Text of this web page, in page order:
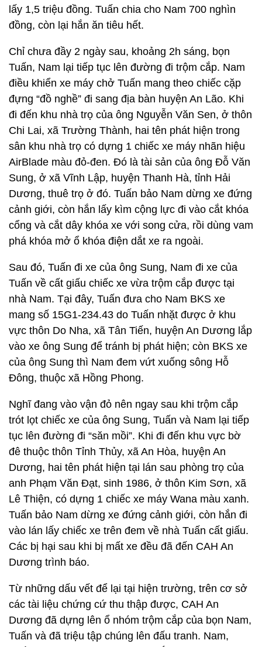
lấy 1,5 triệu đồng. Tuấn chia cho Nam 700 nghìn
đồng, còn lại hắn ăn tiêu hết.
Chỉ chưa đầy 2 ngày sau, khoảng 2h sáng, bọn
Tuấn, Nam lại tiếp tục lên đường đi trộm cắp. Nam
điều khiển xe máy chở Tuấn mang theo chiếc cặp
đựng “đồ nghề” đi sang địa bàn huyện An Lão. Khi
đi đến khu nhà trọ của ông Nguyễn Văn Sen, ở thôn
Chi Lai, xã Trường Thành, hai tên phát hiện trong
sân khu nhà trọ có dựng 1 chiếc xe máy nhãn hiệu
AirBlade màu đỏ-đen. Đó là tài sản của ông Đỗ Văn
Sung, ở xã Vĩnh Lập, huyện Thanh Hà, tỉnh Hải
Dương, thuê trọ ở đó. Tuấn bảo Nam dừng xe đứng
cảnh giới, còn hắn lấy kìm cộng lực đi vào cắt khóa
cổng và cắt dây khóa xe với song cửa, rồi dùng vam
phá khóa mở ổ khóa điện dắt xe ra ngoài.
Sau đó, Tuấn đi xe của ông Sung, Nam đi xe của
Tuấn về cất giấu chiếc xe vừa trộm cắp được tại
nhà Nam. Tại đây, Tuấn đưa cho Nam BKS xe
mang số 15G1-234.43 do Tuấn nhặt được ở khu
vực thôn Do Nha, xã Tân Tiến, huyện An Dương lắp
vào xe ông Sung để tránh bị phát hiện; còn BKS xe
của ông Sung thì Nam đem vứt xuống sông Hỗ
Đông, thuộc xã Hồng Phong.
Nghĩ đang vào vận đỏ nên ngay sau khi trộm cắp
trót lọt chiếc xe của ông Sung, Tuấn và Nam lại tiếp
tục lên đường đi “săn mồi”. Khi đi đến khu vực bờ
đê thuộc thôn Tỉnh Thủy, xã An Hòa, huyện An
Dương, hai tên phát hiện tại lán sau phòng trọ của
anh Phạm Văn Đạt, sinh 1986, ở thôn Kim Sơn, xã
Lê Thiện, có dựng 1 chiếc xe máy Wana màu xanh.
Tuấn bảo Nam dừng xe đứng cảnh giới, còn hắn đi
vào lán lấy chiếc xe trên đem về nhà Tuấn cất giấu.
Các bị hại sau khi bị mất xe đều đã đến CAH An
Dương trình báo.
Từ những dấu vết để lại tại hiện trường, trên cơ sở
các tài liệu chứng cứ thu thập được, CAH An
Dương đã dựng lên ổ nhóm trộm cắp của bọn Nam,
Tuấn và đã triệu tập chúng lên đấu tranh. Nam,